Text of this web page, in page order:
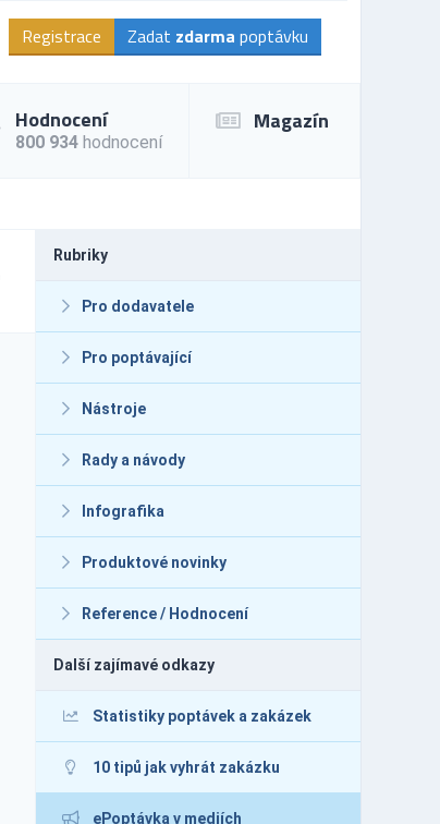
Registrace Zadat zdarma poptávku
Hodnocení
800 934 hodnocení
Magazín
Rubriky
Pro dodavatele
Pro poptávající
Nástroje
Rady a návody
Infografika
Produktové novinky
Reference / Hodnocení
Další zajímavé odkazy
Statistiky poptávek a zakázek
10 tipů jak vyhrát zakázku
ePoptávka v mediích